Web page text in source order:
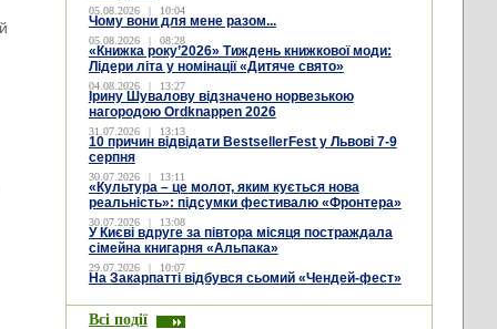
05.08.2026 | 10:04
Чому вони для мене разом...
05.08.2026 | 08:28
«Книжка року’2026» Тиждень книжкової моди:
Лідери літа у номінації «Дитяче свято»
04.08.2026 | 13:27
Ірину Шувалову відзначено норвезькою
нагородою Ordknappen 2026
31.07.2026 | 13:13
10 причин відвідати BestsellerFest у Львові 7-9
серпня
30.07.2026 | 13:11
«Культура – це молот, яким кується нова
реальність»: підсумки фестивалю «Фронтера»
30.07.2026 | 13:08
У Києві вдруге за півтора місяця постраждала
сімейна книгарня «Альпака»
29.07.2026 | 10:07
На Закарпатті відбувся сьомий «Чендей-фест»
Всі події